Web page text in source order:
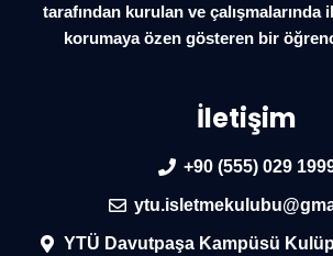
tarafından kurulan ve çalışmalarında
korumaya özen gösteren bir
İletişim
+90 (555) 029
YTÜ Davutpaşa Kampüsü